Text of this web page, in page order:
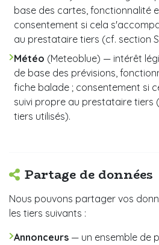
base des cartes, fonctionnalité
consentement si cela
au prestataire tiers (cf. section
Météo (Meteoblue) — intérêt
de base des prévisions,
fiche balade ; consentement si
suivi propre au prestataire tiers
tiers utilisés).
Partage de données
Nous pouvons partager vos
les tiers suivants :
Annonceurs— un ensemble de